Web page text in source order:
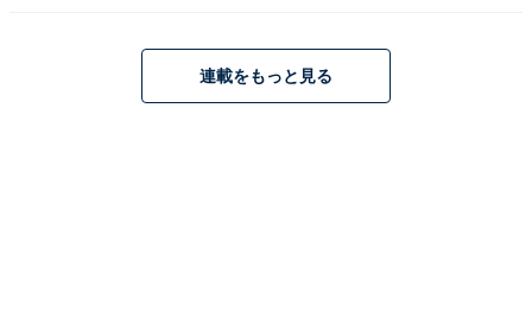
ゼンハイザー（Sennheiser）イヤホン 有線 IE 200 ブラ
ック ダイナミック カナル型 オーディオファイル ゲーミン
グ TrueResponseトランスデューサー ブレードケーブル
連載をもっと見る